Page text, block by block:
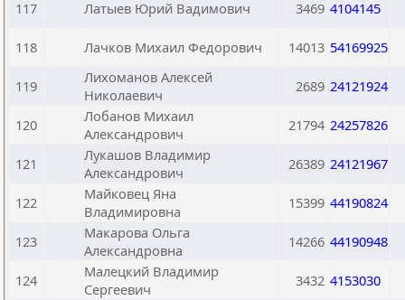
117 Латыев Юрий Вадимович 3469 4104145
118 Лачков Михаил Федорович 14013 54169925
119
Лихоманов Алексей
Николаевич
2689 24121924
120
Лобанов Михаил
Александрович
21794 24257826
121
Лукашов Владимир
Александрович
26389 24121967
122
Майковец Яна
Владимировна
15399 44190824
123
Макарова Ольга
Александровна
14266 44190948
124
Малецкий Владимир
Сергеевич
3432 4153030